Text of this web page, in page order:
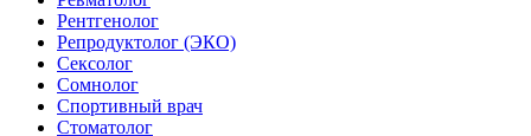
Рентгенолог
Репродуктолог (ЭКО)
Сексолог
Сомнолог
Спортивный врач
Стоматолог